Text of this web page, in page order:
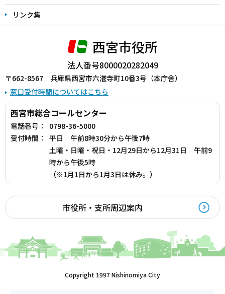
リンク集
西宮市役所
法人番号8000020282049
〒662-8567 兵庫県西宮市六湛寺町10番3号（本庁舎）
窓口受付時間についてはこちら
西宮市総合コールセンター
電話番号：
0798-36-5000
受付時間：
平日 午前8時30分から午後7時
土曜・日曜・祝日・12月29日から12月31日 午前9
時から午後5時
（※1月1日から1月3日は休み。）
市役所・支所周辺案内
Copyright 1997 Nishinomiya City